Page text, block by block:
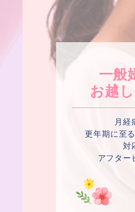
一般
お越
月経
更年期に至
対
アフター